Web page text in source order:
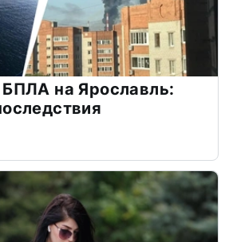
БПЛА на Ярославль: